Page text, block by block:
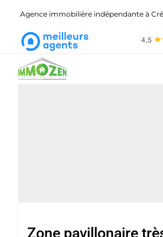
contenu
Agence immobilière indépendante à
Zone pavillonaire